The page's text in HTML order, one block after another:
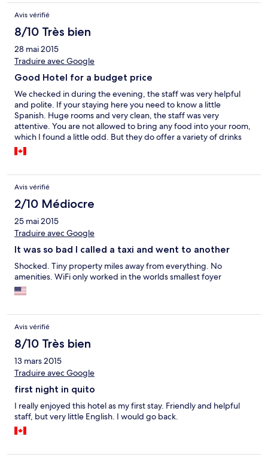
Avis vérifié
8/10 Très bien
28 mai 2015
Traduire avec Google
Good Hotel for a budget price
We checked in during the evening, the staff was very helpful
and polite. If your staying here you need to know a little
Spanish. Huge rooms and very clean, the staff was very
attentive. You are not allowed to bring any food into your room,
which I found a little odd. But they do offer a variety of drinks
and snacks in the room, at a cost. Just no outside food can come
in. We found it very loud here, starting at about 3am,its a very
also many stairs, had said there was parking, but it a few blocks
down the road.
Avis vérifié
2/10 Médiocre
25 mai 2015
Traduire avec Google
It was so bad I called a taxi and went to another
Shocked. Tiny property miles away from everything. No
amenities. WiFi only worked in the worlds smallest foyer
Avis vérifié
8/10 Très bien
13 mars 2015
Traduire avec Google
first night in quito
I really enjoyed this hotel as my first stay. Friendly and helpful
staff, but very little English. I would go back.